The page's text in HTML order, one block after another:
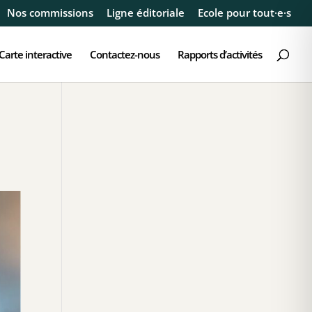
Nos commissions Ligne éditoriale Ecole pour tout·e·s
interactive Contactez-nous Rapports d’activités